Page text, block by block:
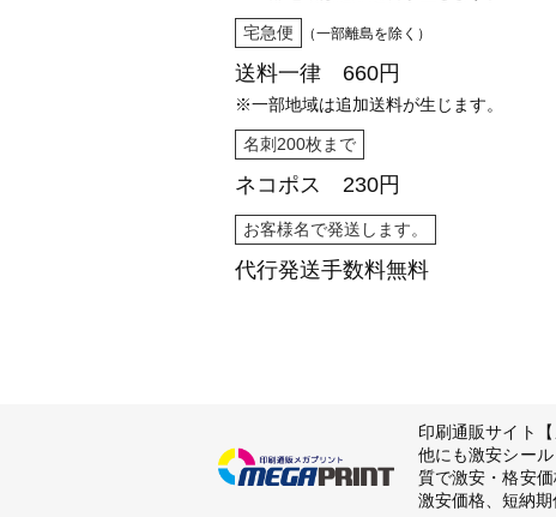
宅急便 （一部離島を除く）
送料一律 660円
※一部地域は追加送料が生じます。
名刺200枚まで
ネコポス 230円
お客様名で発送します。
代行発送手数料無料
印刷通販サイト
他にも激安シー
質で激安・格安
激安価格、短納